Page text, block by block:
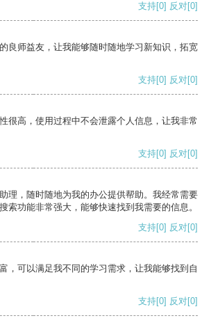
支持[0] 反对[0]
良师益友，让我能够随时随地学习新知识，拓宽
支持[0] 反对[0]
很高，使用过程中不会泄露个人信息，让我非常
支持[0] 反对[0]
理，随时随地为我的办公提供帮助。我经常需要
索功能非常强大，能够快速找到我需要的信息。
支持[0] 反对[0]
，可以满足我不同的学习需求，让我能够找到自
支持[0] 反对[0]